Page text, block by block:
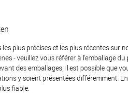
plus précises et les plus récentes sur
- veuillez vous référer à l’emballage
des emballages, il est possible que
y soient présentées différemment.
fiable.